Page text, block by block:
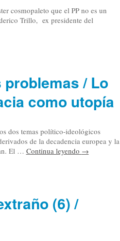
cosmopaleto que el PP no es un
Trillo, ex presidente del
/ Lo
como utopía
dos temas político-ideológicos
de la decadencia europea y la
El … Continua leyendo →
(6) /